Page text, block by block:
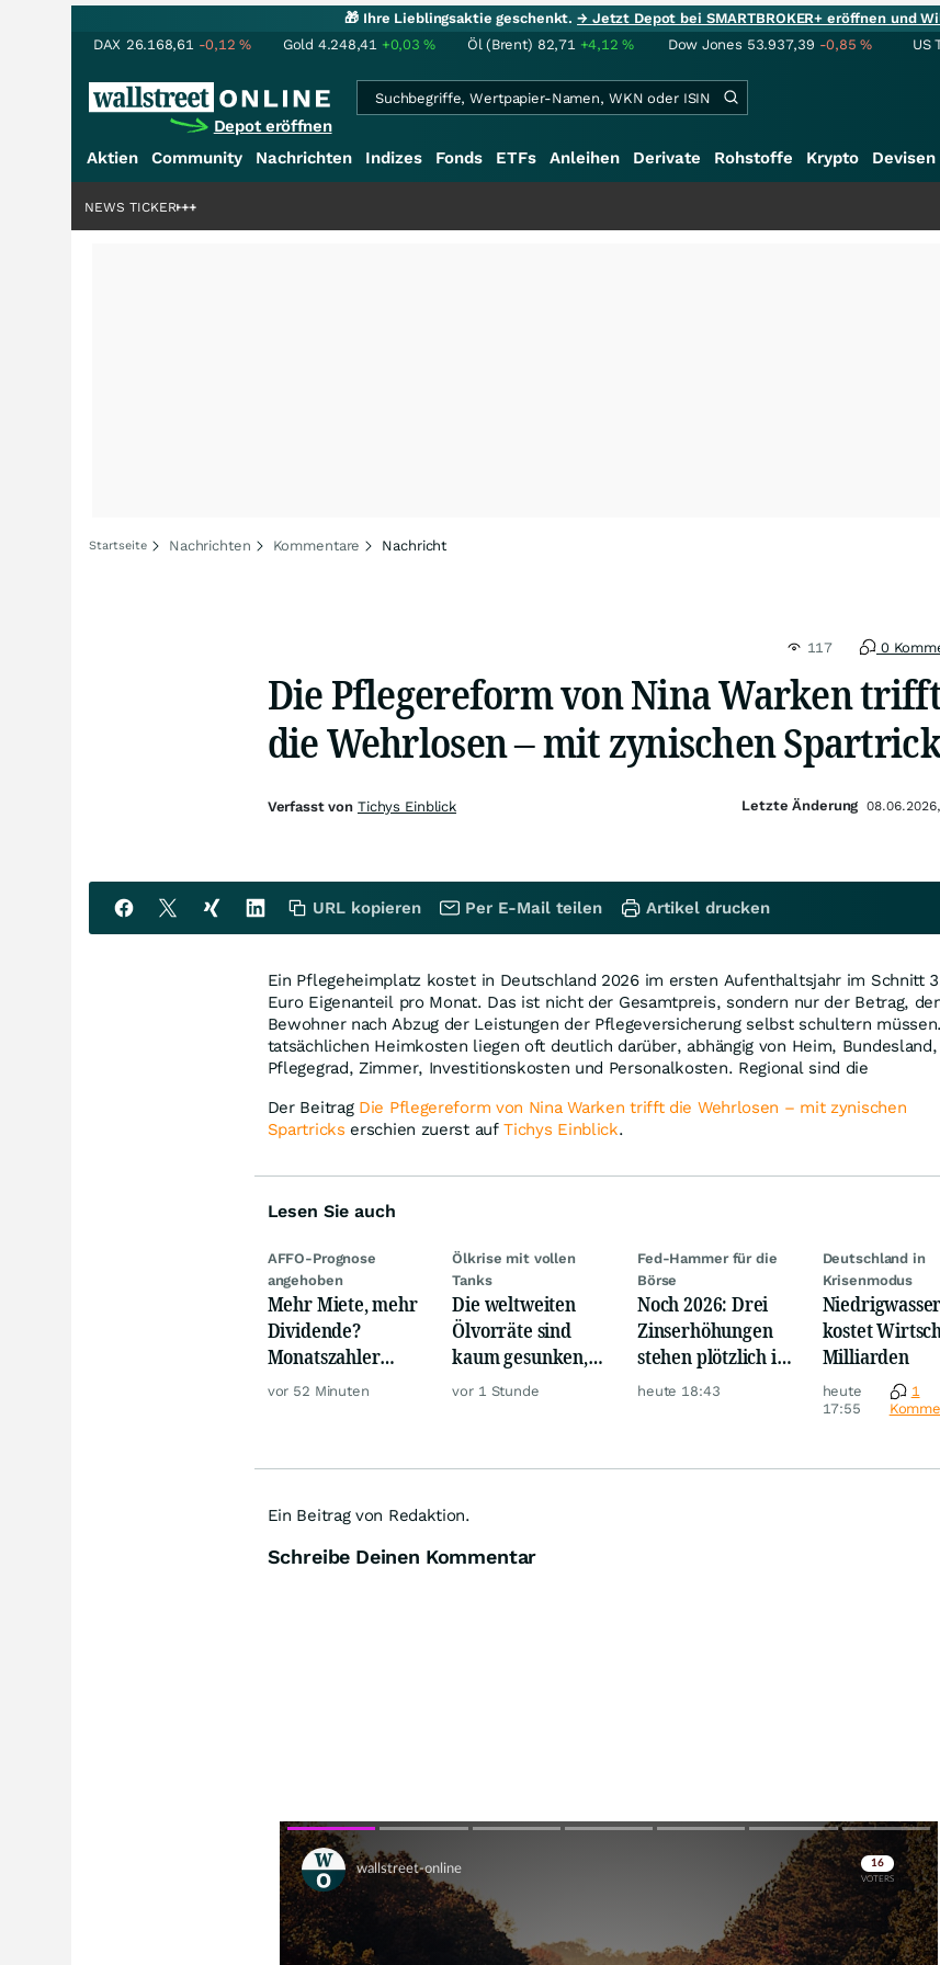
🎁 Ihre Lieblingsaktie geschenkt.→ Jetzt Depot bei SMARTBROKER+ eröffnen und
DAX 26.168,61 -0,12% Gold 4.248,41 +0,03% Öl (Brent) 82,71 +4,12% Dow Jones 53.937,39 -0,85% US
Depot eröffnen
Aktien Community Nachrichten Indizes Fonds ETFs Anleihen Derivate Rohstoffe Krypto Devisen
+++NEWS TICKER
Startseite Nachrichten Kommentare Nachricht
117 0
Die Pflegereform von Nina Warken
die Wehrlosen – mit zynischen
Ein Pflegeheimplatz kostet in Deutschland 2026 im ersten Aufenthaltsjahr im Schnitt
Euro Eigenanteil pro Monat. Das ist nicht der Gesamtpreis, sondern nur der Betrag,
Bewohner nach Abzug der Leistungen der Pflegeversicherung selbst schultern
tatsächlichen Heimkosten liegen oft deutlich darüber, abhängig von Heim, Bundesland,
Pflegegrad, Zimmer, Investitionskosten und Personalkosten. Regional sind die
Der Beitrag Die Pflegereform von Nina Warken trifft die Wehrlosen – mit zynischen
Spartricks erschien zuerst aufTichys Einblick.
Lesen Sie auch
AFFO-Prognose
angehoben
Mehr Miete, mehr
Dividende?
Monatszahler
Realty Income mit
vor 52 Minuten
Ölkrise mit vollen
Tanks
Die weltweiten
Ölvorräte sind
kaum gesunken,
trotz Krise
vor 1 Stunde
Fed-Hammer für die
Börse
Noch 2026: Drei
Zinserhöhungen
stehen plötzlich im
Raum
heute 18:43
Deutschland in
Krisenmodus
Niedrigwasser
kostet
Milliarden
heute
17:55
1
Ein Beitrag von Redaktion.
Schreibe Deinen Kommentar
Skip
Verfasst von Tichys Einblick Letzte Änderung
URL kopieren Per E-Mail teilen Artikel drucken